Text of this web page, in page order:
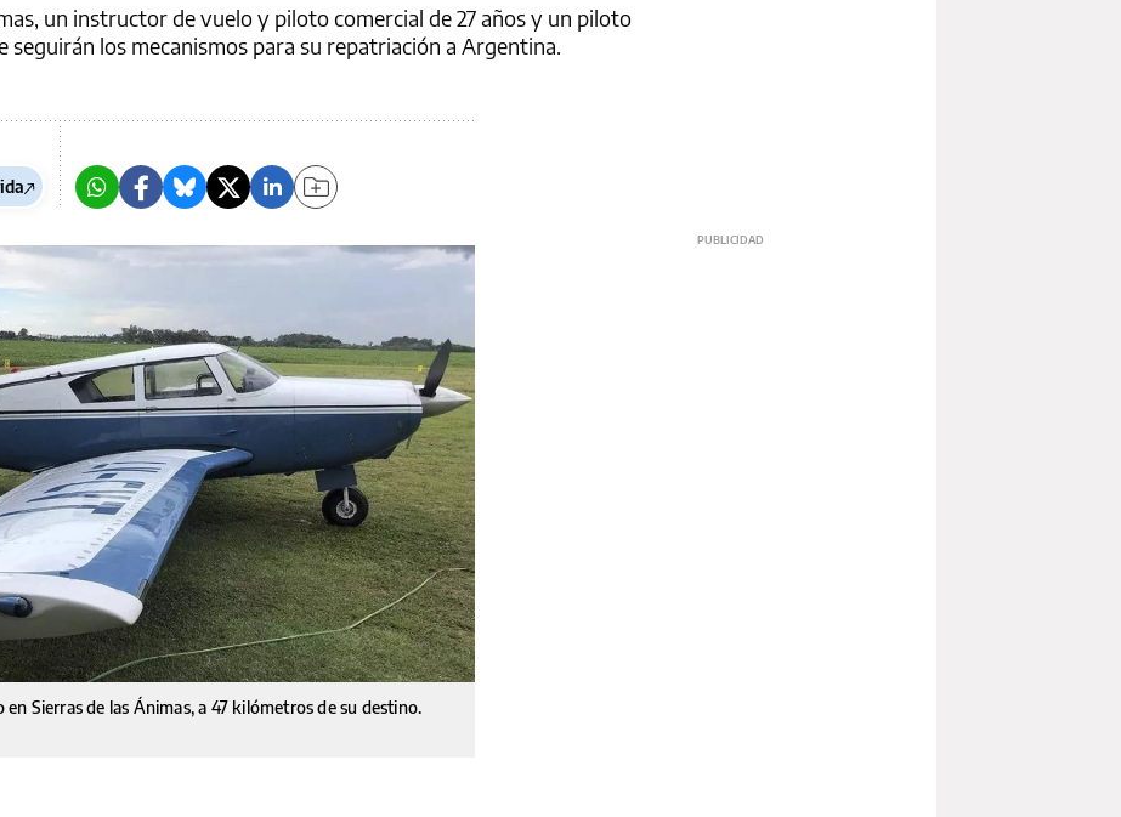
un instructor de vuelo y piloto comercial de 27 años y un piloto
seguirán los mecanismos para su repatriación a Argentina.
Sierras de las Ánimas, a 47 kilómetros de su destino.